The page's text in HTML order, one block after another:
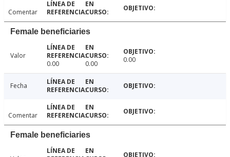
Comentar
Female beneficiaries
Valor
0.00
0.00 0.00
Fecha
Comentar
Female beneficiaries